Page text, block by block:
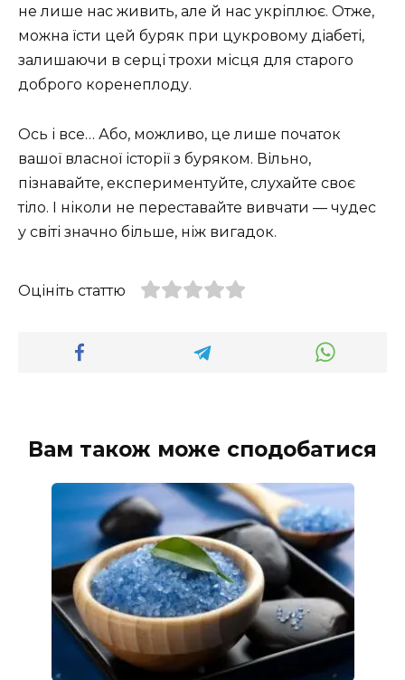
не лише нас живить, але й нас укріплює. Отже,
можна їсти цей буряк при цукровому діабеті,
залишаючи в серці трохи місця для старого
доброго коренеплоду.
Ось і все… Або, можливо, це лише початок
вашої власної історії з буряком. Вільно,
пізнавайте, експериментуйте, слухайте своє
тіло. І ніколи не переставайте вивчати — чудес
у світі значно більше, ніж вигадок.
Оцініть статтю
Вам також може сподобатися